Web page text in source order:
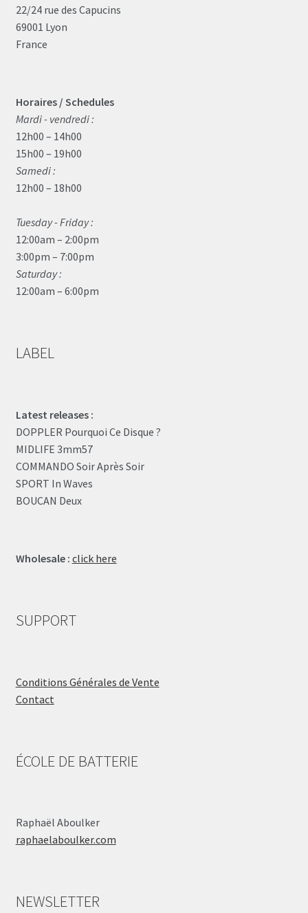
22/24 rue des Capucins
69001 Lyon
France
Horaires / Schedules
Mardi - vendredi :
12h00 – 14h00
15h00 – 19h00
Samedi :
12h00 – 18h00
Tuesday - Friday :
12:00am – 2:00pm
3:00pm – 7:00pm
Saturday :
12:00am – 6:00pm
LABEL
Latest releases :
DOPPLER Pourquoi Ce Disque ?
MIDLIFE 3mm57
COMMANDO Soir Après Soir
SPORT In Waves
BOUCAN Deux
Wholesale : click here
SUPPORT
Conditions Générales de Vente
Contact
ÉCOLE DE BATTERIE
Raphaël Aboulker
raphaelaboulker.com
NEWSLETTER